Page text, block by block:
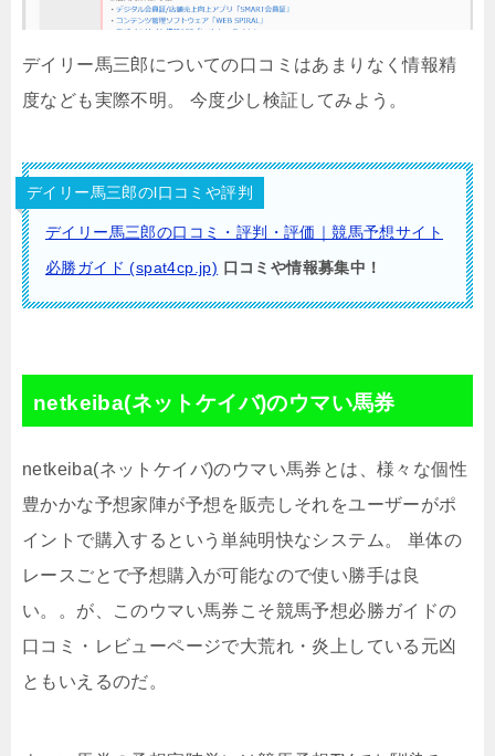
デイリー馬三郎についての口コミはあまりなく情報精
度なども実際不明。 今度少し検証してみよう。
デイリー馬三郎のl口コミや評判
デイリー馬三郎の口コミ・評判・評価｜競馬予想サイト
必勝ガイド (spat4cp.jp) 口コミや情報募集中！
netkeiba(ネットケイバ)のウマい馬券
netkeiba(ネットケイバ)のウマい馬券とは、様々な個性
豊かかな予想家陣が予想を販売しそれをユーザーがポ
イントで購入するという単純明快なシステム。 単体の
レースごとで予想購入が可能なので使い勝手は良
い。。が、このウマい馬券こそ競馬予想必勝ガイドの
口コミ・レビューページで大荒れ・炎上している元凶
ともいえるのだ。